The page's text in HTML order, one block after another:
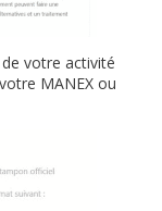
votre activité
MANEX ou